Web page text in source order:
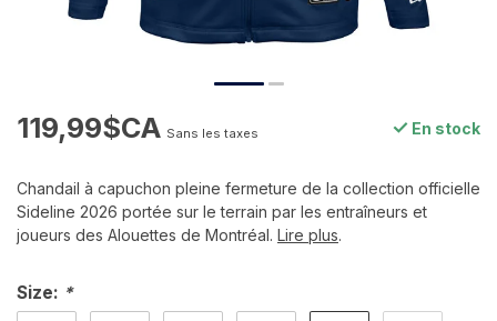
119,99$CA Sans les taxes En stock
Chandail à capuchon pleine fermeture de la collection officielle
Sideline 2026 portée sur le terrain par les entraîneurs et
joueurs des Alouettes de Montréal. Lire plus.
Size: *